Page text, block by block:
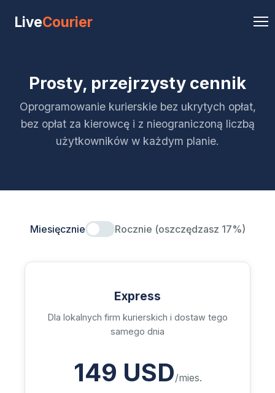
LiveCourier
Prosty, przejrzysty cennik
Oprogramowanie kurierskie bez ukrytych opłat,
bez opłat za kierowcę i z nieograniczoną liczbą
użytkowników w każdym planie.
Miesięcznie Rocznie (oszczędzasz 17%)
Express
Dla lokalnych firm kurierskich i dostaw tego
samego dnia
149 USD/mies.